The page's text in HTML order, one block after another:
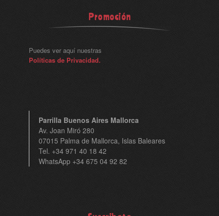
Promoción
Puedes ver aquí nuestras
Políticas de Privacidad.
Parrilla Buenos Aires Mallorca
Av. Joan Miró 280
07015 Palma de Mallorca, Islas Baleares
Tel. +34 971 40 18 42
WhatsApp +34 675 04 92 82